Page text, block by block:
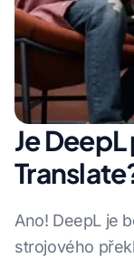
Je
Ano! DeepL je
strojového